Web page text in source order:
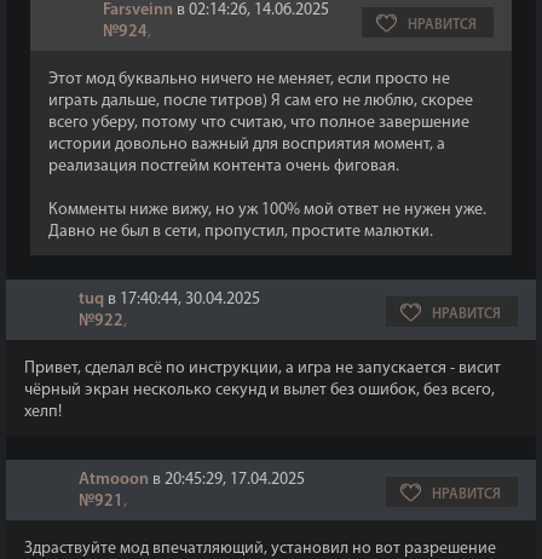
Farsveinn в 02:14:26, 14.06.2025
№924, НРАВИТСЯ
Этот мод буквально ничего не меняет, если просто не
играть дальше, после титров) Я сам его не люблю, скорее
всего уберу, потому что считаю, что полное завершение
истории довольно важный для восприятия момент, а
реализация постгейм контента очень фиговая.
Комменты ниже вижу, но уж 100% мой ответ не нужен уже.
Давно не был в сети, пропустил, простите малютки.
tuq в 17:40:44, 30.04.2025
№922, НРАВИТСЯ
Привет, сделал всё по инструкции, а игра не запускается - висит
чёрный экран несколько секунд и вылет без ошибок, без всего,
хелп!
Atmooon в 20:45:29, 17.04.2025
№921 , НРАВИТСЯ
Здраствуйте мод впечатляющий, установил но вот разрешение